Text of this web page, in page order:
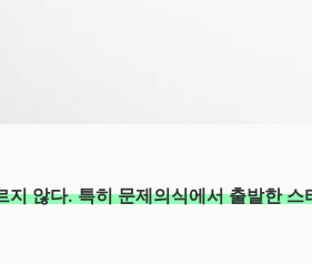
지 않다. 특히 문제의식에서 출발한